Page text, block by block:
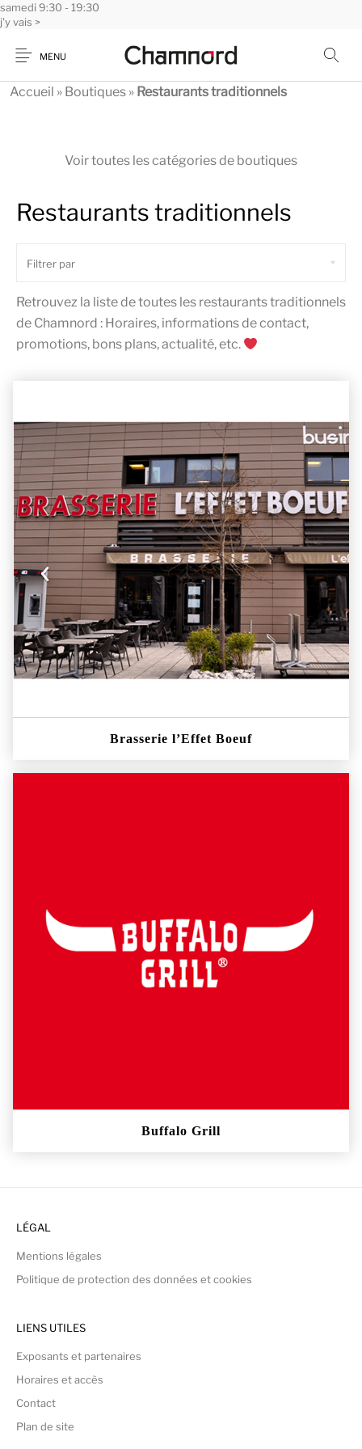
samedi 9:30 - 19:30
j'y vais >
MENU
Accueil » Boutiques » Restaurants traditionnels
Voir toutes les catégories de boutiques
Restaurants traditionnels
Retrouvez la liste de toutes les restaurants traditionnels
de Chamnord : Horaires, informations de contact,
promotions, bons plans, actualité, etc.
Brasserie l’Effet Boeuf
Buffalo Grill
LÉGAL
Mentions légales
Politique de protection des données et cookies
LIENS UTILES
Exposants et partenaires
Horaires et accès
Contact
Plan de site
Panneau de gestion des cookies